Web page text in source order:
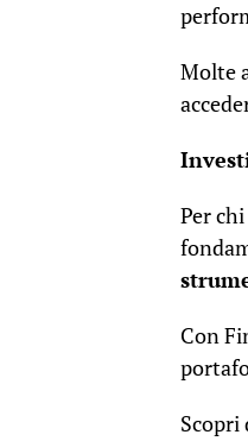
Molte
Per
Con
Scopri